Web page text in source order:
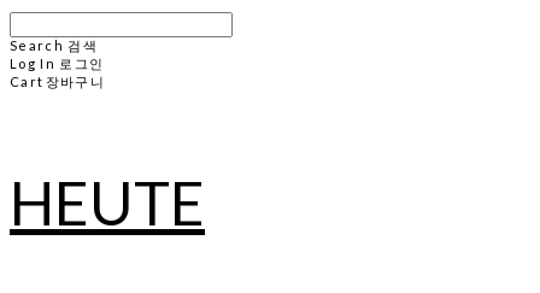
Search 검색
Log In 로그인
Cart 장바구니
HEUTE